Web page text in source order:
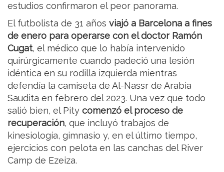
estudios confirmaron el peor panorama.
El futbolista de 31 años viajó a Barcelona a fines
de enero para operarse con el doctor Ramón
Cugat, el médico que lo había intervenido
quirúrgicamente cuando padeció una lesión
idéntica en su rodilla izquierda mientras
defendía la camiseta de Al-Nassr de Arabia
Saudita en febrero del 2023. Una vez que todo
salió bien, el Pity comenzó el proceso de
recuperación, que incluyó trabajos de
kinesiología, gimnasio y, en el último tiempo,
ejercicios con pelota en las canchas del River
Camp de Ezeiza.